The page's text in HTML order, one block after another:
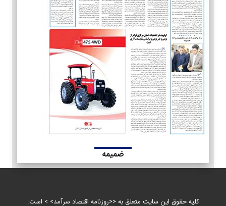
ضمیمه
کلیه حقوق این سایت متعلق به <<روزنامه اقتصاد سرآمد> > است.